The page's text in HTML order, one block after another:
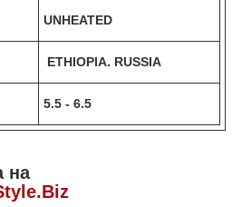
UNHEATED
ETHIOPIA. RUSSIA
5.5 - 6.5
на